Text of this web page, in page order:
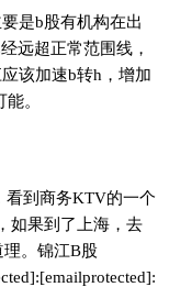
是b股有机构在出
远超正常范围线，
该加速b转h，增加
。
看到商务KTV的一个
如果到了上海，去
。锦江B股